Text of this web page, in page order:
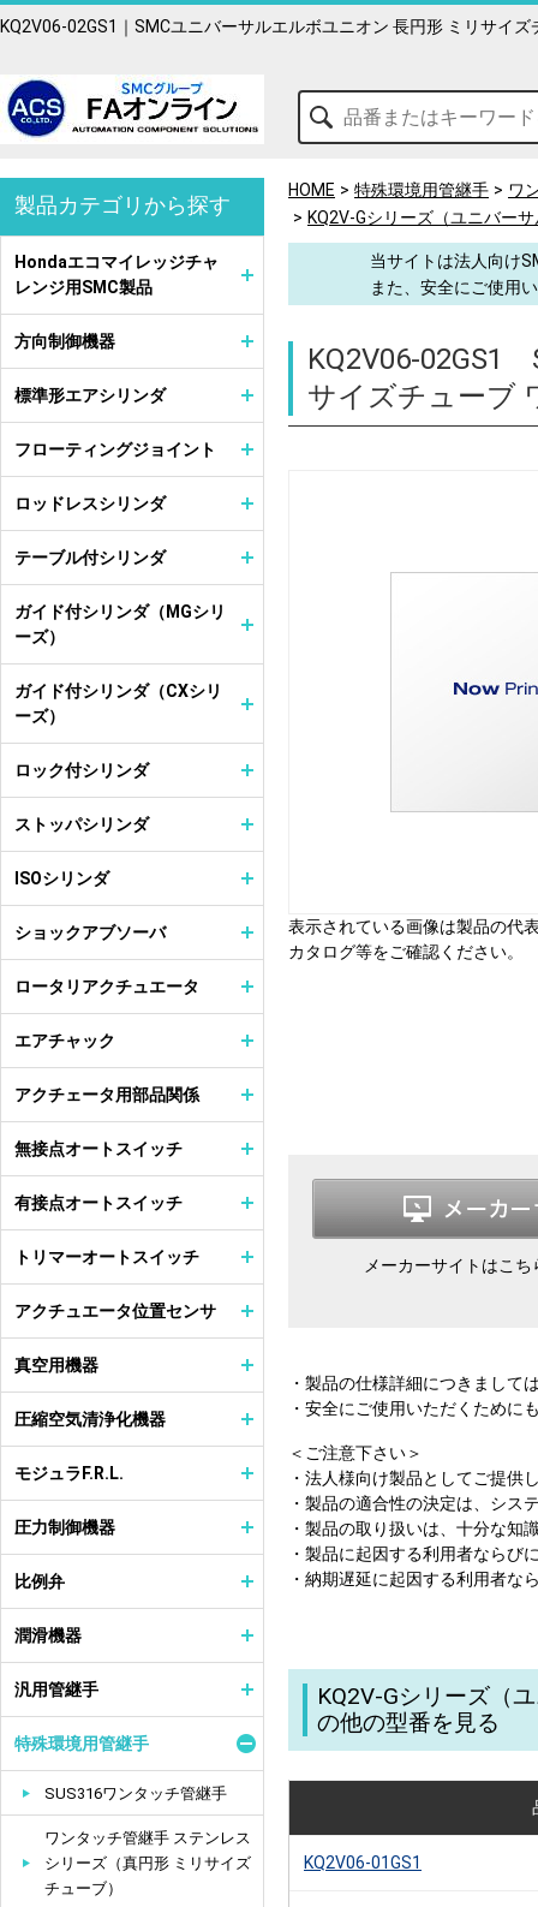
KQ2V06-02GS1｜SMCユニバーサルエルボユニオン 長円形 ミリサイ
HOME 特殊環境用管継手
ワ
KQ2V-Gシリーズ（ユニバー
当サイトは法人向け
また、安全にご使用
KQ2V06-02GS1
サイズチューブ
表示されている画像は製品の代
カタログ等をご確認ください。
メーカーサイトはこ
・製品の仕様詳細につきまして
・安全にご使用いただくために
＜ご注意下さい＞
・法人様向け製品としてご提供
・製品の適合性の決定は、シス
・製品の取り扱いは、十分な知
・製品に起因する利用者ならび
・納期遅延に起因する利用者な
KQ2V-Gシリーズ（
の他の型番を見る
KQ2V06-01GS1
製品カテゴリから探す
Hondaエコマイレッジチャ
レンジ用SMC製品
方向制御機器
標準形エアシリンダ
フローティングジョイント
ロッドレスシリンダ
テーブル付シリンダ
ガイド付シリンダ（MGシリ
ーズ）
ガイド付シリンダ（CXシリ
ーズ）
ロック付シリンダ
ストッパシリンダ
ISOシリンダ
ショックアブソーバ
ロータリアクチュエータ
エアチャック
アクチェータ用部品関係
無接点オートスイッチ
有接点オートスイッチ
トリマーオートスイッチ
アクチュエータ位置センサ
真空用機器
圧縮空気清浄化機器
モジュラF.R.L.
圧力制御機器
比例弁
潤滑機器
汎用管継手
特殊環境用管継手
SUS316ワンタッチ管継手
ワンタッチ管継手 ステンレス
シリーズ（真円形 ミリサイズ
チューブ）